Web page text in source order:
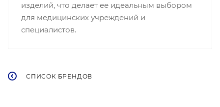
изделий, что делает ее идеальным выбором
для медицинских учреждений и
специалистов.
СПИСОК БРЕНДОВ